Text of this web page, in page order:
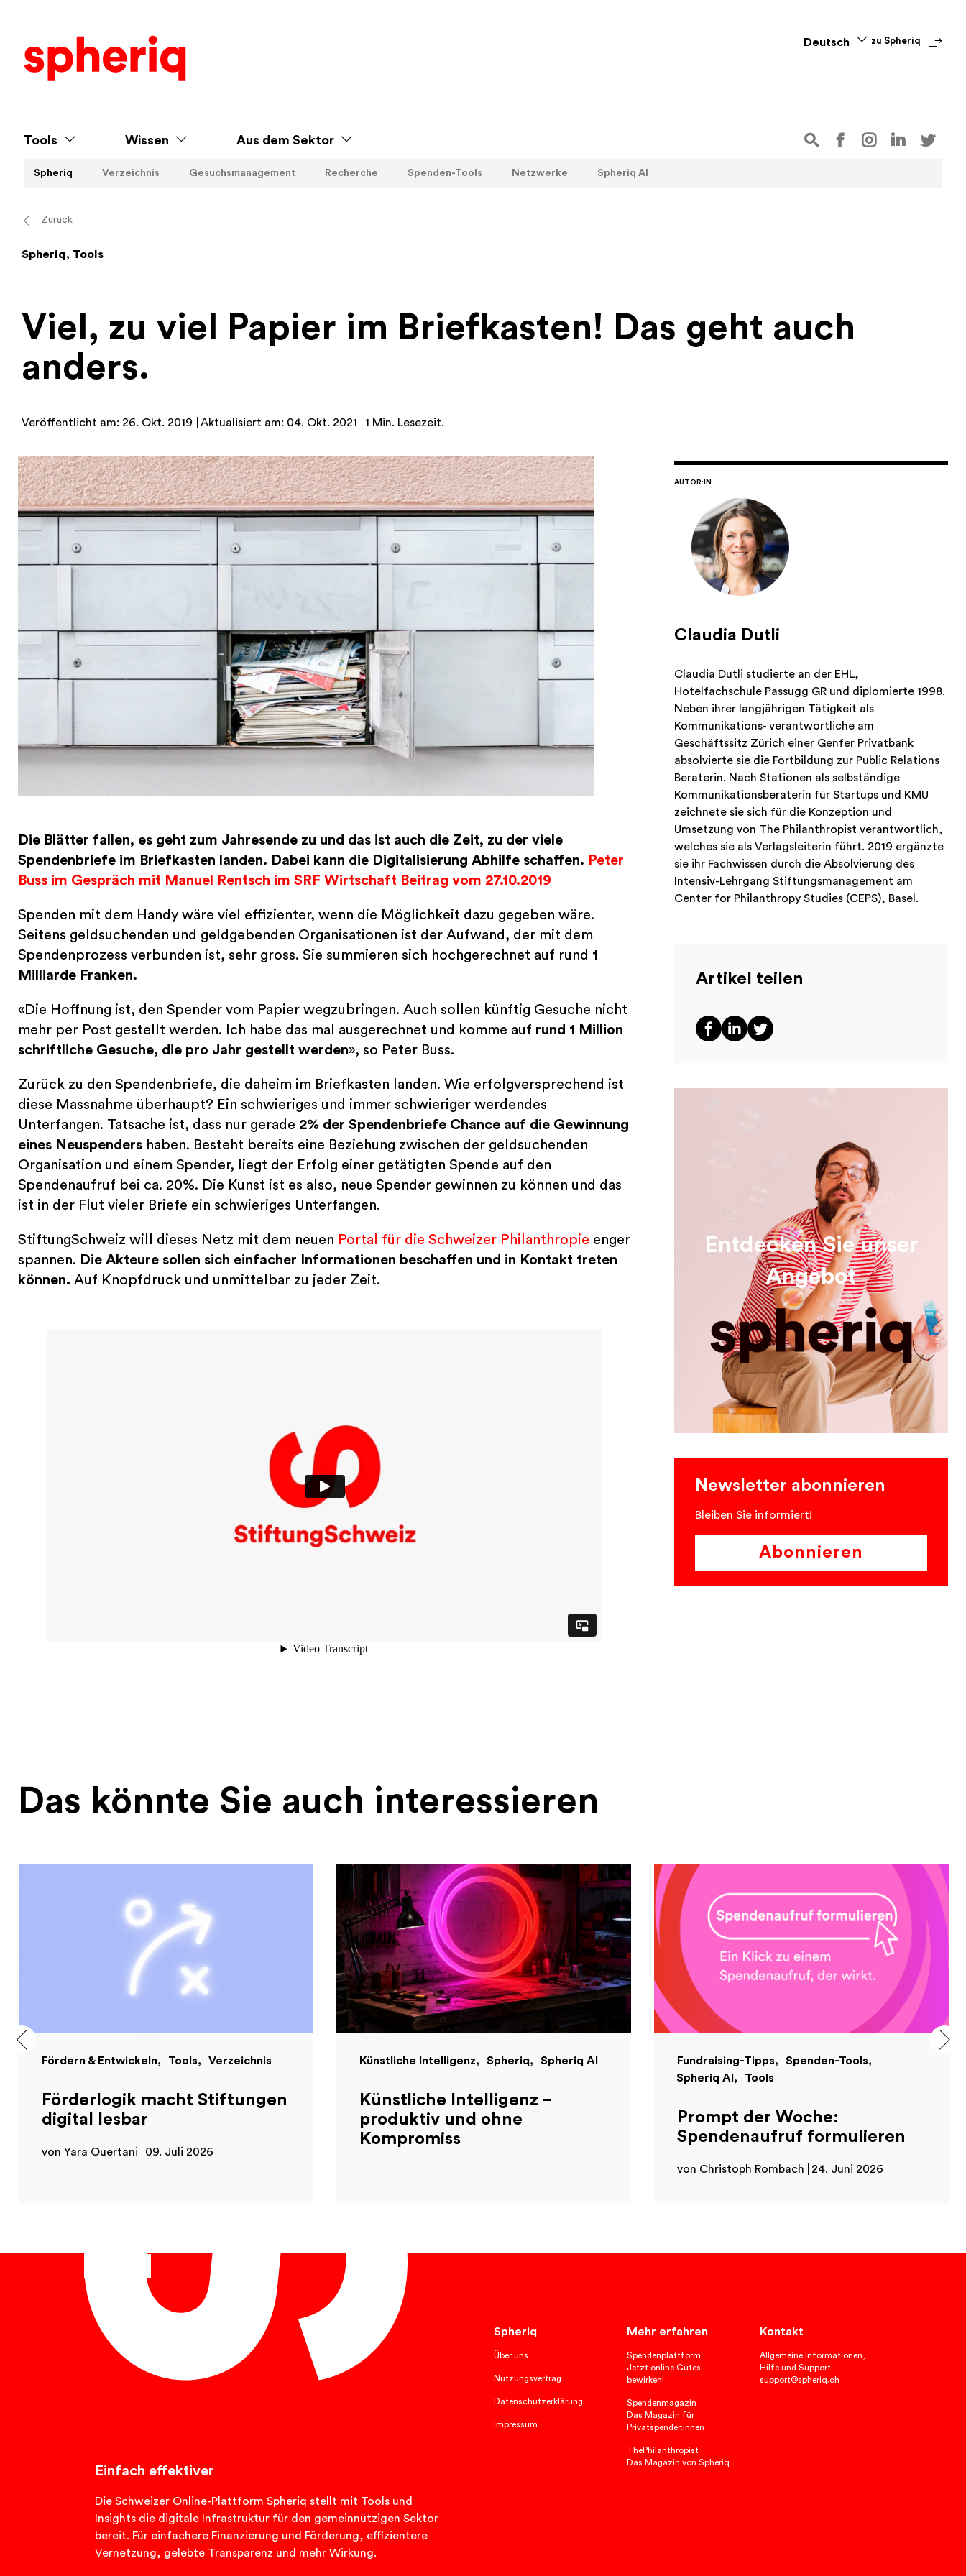
Deutsch zu Spheriq
Tools
Spheriq Verzeichnis Gesuchsmanagement Recherche Spenden-Tools Netzwerke Spheriq AI
Wissen Aus dem Sektor
Zurück
Spheriq, Tools
Viel, zu viel Papier im Briefkasten! Das geht auch
anders.
Veröffentlicht am: 26. Okt. 2019 Aktualisiert am: 04. Okt. 2021 1 Min. Lesezeit.
Die Blätter fallen, es geht zum Jahresende zu und das ist auch die Zeit, zu der viele
Spendenbriefe im Briefkasten landen. Dabei kann die Digitalisierung Abhilfe schaffen. Peter
Buss im Gespräch mit Manuel Rentsch im SRF Wirtschaft Beitrag vom 27.10.2019
Spenden mit dem Handy wäre viel effizienter, wenn die Möglichkeit dazu gegeben wäre.
Seitens geldsuchenden und geldgebenden Organisationen ist der Aufwand, der mit dem
Spendenprozess verbunden ist, sehr gross. Sie summieren sich hochgerechnet auf rund 1
Milliarde Franken.
«Die Hoffnung ist, den Spender vom Papier wegzubringen. Auch sollen künftig Gesuche nicht
mehr per Post gestellt werden. Ich habe das mal ausgerechnet und komme auf rund 1 Million
schriftliche Gesuche, die pro Jahr gestellt werden», so Peter Buss.
Zurück zu den Spendenbriefe, die daheim im Briefkasten landen. Wie erfolgversprechend ist
diese Massnahme überhaupt? Ein schwieriges und immer schwieriger werdendes
Unterfangen. Tatsache ist, dass nur gerade 2% der Spendenbriefe Chance auf die Gewinnung
eines Neuspenders haben. Besteht bereits eine Beziehung zwischen der geldsuchenden
Organisation und einem Spender, liegt der Erfolg einer getätigten Spende auf den
Spendenaufruf bei ca. 20%. Die Kunst ist es also, neue Spender gewinnen zu können und das
ist in der Flut vieler Briefe ein schwieriges Unterfangen.
StiftungSchweiz will dieses Netz mit dem neuen Portal für die Schweizer Philanthropie enger
spannen. Die Akteure sollen sich einfacher Informationen beschaffen und in Kontakt treten
können. Auf Knopfdruck und unmittelbar zu jeder Zeit.
AUTOR:IN
Claudia Dutli
Claudia Dutli studierte an der EHL,
Hotelfachschule Passugg GR und diplomierte 1998.
Neben ihrer langjährigen Tätigkeit als
Kommunikations- verantwortliche am
Geschäftssitz Zürich einer Genfer Privatbank
absolvierte sie die Fortbildung zur Public Relations
Beraterin. Nach Stationen als selbständige
Kommunikationsberaterin für Startups und KMU
zeichnete sie sich für die Konzeption und
Umsetzung von The Philanthropist verantwortlich,
welches sie als Verlagsleiterin führt. 2019 ergänzte
sie ihr Fachwissen durch die Absolvierung des
Intensiv-Lehrgang Stiftungsmanagement am
Center for Philanthropy Studies (CEPS), Basel.
Artikel teilen
Entdecken Sie unser
Angebot
Newsletter abonnieren
Bleiben Sie informiert!
Abonnieren
Das könnte Sie auch interessieren
Fördern & Entwickeln Tools Verzeichnis
Förderlogik macht Stiftungen
digital lesbar
von Yara Ouertani 09. Juli 2026
Künstliche Intelligenz Spheriq Spheriq AI
Künstliche Intelligenz –
produktiv und ohne
Kompromiss
Fundraising-Tipps
Spenden-Tools
Spheriq AI
Tools
Prompt der Woche:
Spendenaufruf formulieren
von Christoph Rombach 24. Juni 2026
Spheriq
Über uns
Nutzungsvertrag
Datenschutzerklärung
Impressum
Mehr erfahren
Spendenplattform
Jetzt online Gutes
bewirken!
Spendenmagazin
Das Magazin für
Privatspender:innen
ThePhilanthropist
Das Magazin von Spheriq
Kontakt
Allgemeine Informationen,
Hilfe und Support:
support@spheriq.ch
Einfach effektiver
Die Schweizer Online-Plattform Spheriq stellt mit Tools und
Insights die digitale Infrastruktur für den gemeinnützigen Sektor
bereit. Für einfachere Finanzierung und Förderung, effizientere
Vernetzung, gelebte Transparenz und mehr Wirkung.